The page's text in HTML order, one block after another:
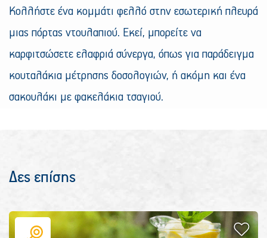
Κολλήστε ένα κομμάτι φελλό στην εσωτερική πλευρά
μιας πόρτας ντουλαπιού. Εκεί, μπορείτε να
καρφιτσώσετε ελαφριά σύνεργα, όπως για παράδειγμα
κουταλάκια μέτρησης δοσολογιών, ή ακόμη και ένα
σακουλάκι με φακελάκια τσαγιού.
Δες επίσης